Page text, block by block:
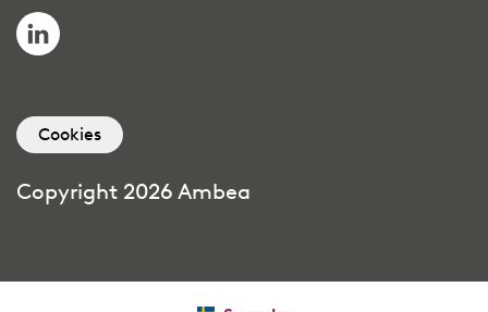
LinkedIn
Cookies
Copyright 2026 Ambea